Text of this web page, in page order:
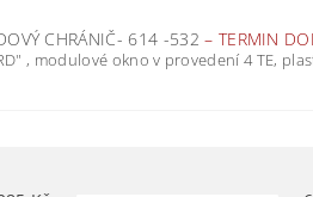
CHRÁNIČ- 614 -532– TERMIN
, modulové okno v provedení 4 TE,